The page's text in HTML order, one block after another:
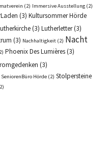
(2) Immersive Ausstellung (2)
(3) Kultursommer Hörde
(3) Lutherletter(3)
(3) Nachhaltigkeit (2) Nacht
Phoenix Des Lumières(3)
(3)
SeniorenBüro Hörde (2) Stolpersteine